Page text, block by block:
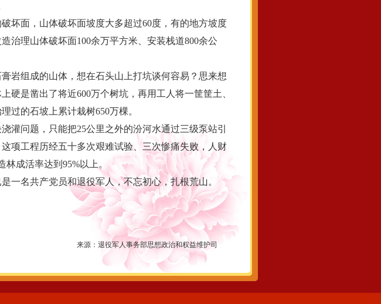
面，山体破坏面坡度大多超过60度，有的地方坡度
治理山体破坏面100余万平方米、安装栈道800余公
组成的山体，想在石头山上打坑谈何容易？思来想
硬是凿出了将近600万个树坑，再用工人将一筐筐土、
过的石坡上累计栽树650万棵。
问题，只能把25公里之外的汾河水通过三级泵站引
项工程历经五十多次艰难试验、三次惨痛失败，人财
成活率达到95%以上。
名共产党员和退役军人，不忘初心，扎根荒山。
来源： 退役军人事务部思想政治和权益维护司